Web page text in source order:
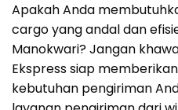
Apakah Anda
cargo yang andal dan
Manokwari? Jangan
Ekspress siap
kebutuhan pengiriman